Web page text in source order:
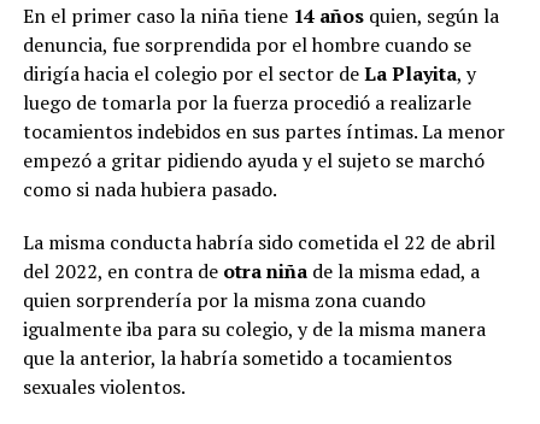
En el primer caso la niña tiene 14 añosquien, según la
denuncia, fue sorprendida por el hombre cuando se
dirigía hacia el colegio por el sector deLa Playita, y
luego de tomarla por la fuerza procedió a realizarle
tocamientos indebidos en sus partes íntimas. La menor
empezó a gritar pidiendo ayuda y el sujeto se marchó
como si nada hubiera pasado.
La misma conducta habría sido cometida el 22 de abril
del 2022, en contra de otra niñade la misma edad, a
quien sorprendería por la misma zona cuando
igualmente iba para su colegio, y de la misma manera
que la anterior, la habría sometido a tocamientos
sexuales violentos.